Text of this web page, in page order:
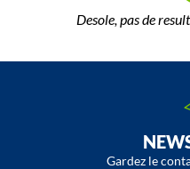
Desole, pas de
Gardez le